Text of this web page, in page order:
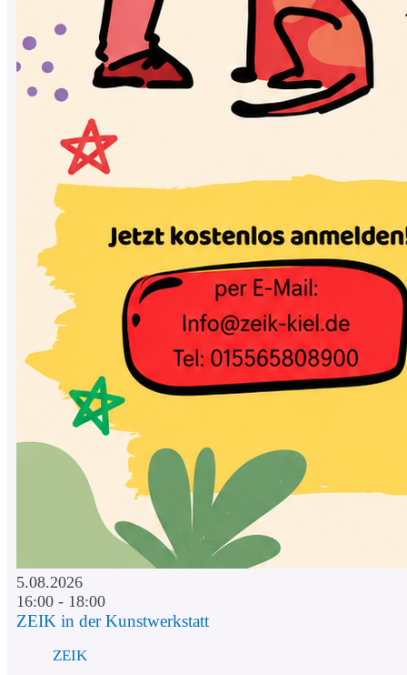
5.08.2026
16:00 - 18:00
ZEIK in der Kunstwerkstatt
ZEIK